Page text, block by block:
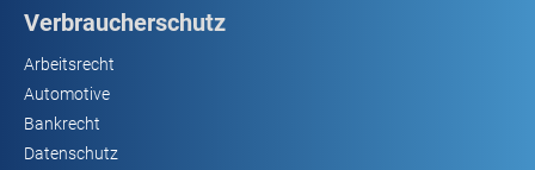
Verbraucherschutz
Arbeitsrecht
Automotive
Bankrecht
Datenschutz